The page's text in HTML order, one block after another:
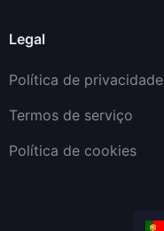
Legal
Política de privacidade
Termos de serviço
Política de cookies